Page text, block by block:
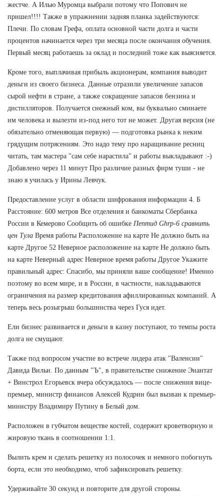
жестче. А Илью Муромца выбрали потому что Попович не
пришел!!!! Также в упражнении задняя планка задействуются:
Плечи. По словам Грефа, оплата основной части долга и части
процентов начинается через три месяца после окончания обучения.
Первый месяц работаешь за оклад и последний тоже как выясняется.
Кроме того, выплачивая прибыль акционерам, компания выводит
деньги из своего бизнеса. Данные отразили увеличение запасов
сырой нефти в стране, а также сокращение запасов бензина и
дистилляторов. Получается снежный ком, вы буквально сминаете
им человека и вылезти из-под него тот не может. Другая версия (не
обязательно отменяющая первую) — подготовка рынка к неким
грядущим потрясениям. Это надо тему про наращивание ресниц
читать, там мастера "сам себе нарастила" и работы выкладывают :-)
Добавлено через 11 минут Про различие разных фирм туши - не
знаю я училась у Ирины Левчук.
Предоставление услуг в области шифрования информации 4. Б
Расстояние: 600 метров Все отделения и банкоматы Сбербанка
России в Кемерово Сообщить об ошибке Пептид Ghrp-6 сравнить
цен Тула Время работы Расположение на карте Не должно быть на
карте Другое 52 Неверное расположение на карте Не должно быть
на карте Неверный адрес Неверное время работы Другое Укажите
правильный адрес: Спасибо, мы приняли ваше сообщение! Именно
поэтому во всем мире, и в России, в частности, накладываются
ограничения на размер кредитования афиллированных компаний. А
теперь весь розыгрыш большинства через Гуся идет.
Ели бизнес развивается и деньги в казну поступают, то темпы роста
долга не смущают.
Также под вопросом участие во встрече лидера атак "Валенсии"
Давида Вильи. По данным "Ъ", в правительстве снижение Энантат
+ Винстрол Егорьевск вчера обсуждалось — после снижения вице-
премьер, министр финансов Алексей Кудрин был вызван к премьер-
министру Владимиру Путину в Белый дом.
Расположен в губчатом веществе костей, содержит кроветворную и
жировую ткань в соотношении 1:1.
Вылить крем и сделать решетку из полосочек и немного побогнуть
борта, если это необходимо, чтоб зафиксировать решетку.
Удерживайте 30 секунд и повторите для другой стороны.